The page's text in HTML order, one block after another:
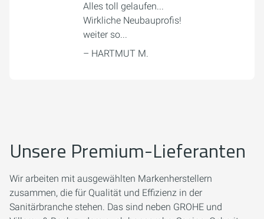
Alles toll gelaufen...
Wirkliche Neubauprofis!
weiter so...
– HARTMUT M.
Unsere Premium-Lieferanten
Wir arbeiten mit ausgewählten Markenherstellern
zusammen, die für Qualität und Effizienz in der
Sanitärbranche stehen. Das sind neben GROHE und